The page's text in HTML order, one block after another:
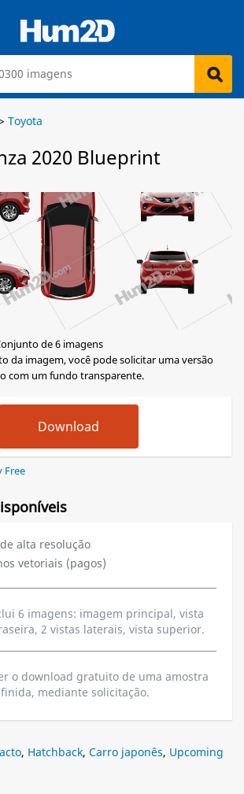
Toyota
2020 Blueprint
de 6 imagens
da imagem, você pode solicitar uma versão
com um fundo transparente.
Free
alta resolução
vetoriais (pagos)
6 imagens: imagem principal, vista
2 vistas laterais, vista superior.
o download gratuito de uma amostra
mediante solicitação.
, Hatchback, Carro japonês, Upcoming